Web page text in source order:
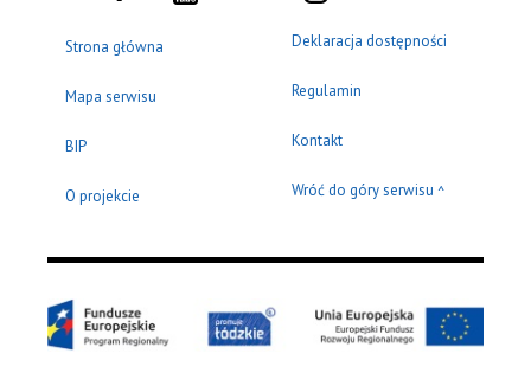
Strona główna
Mapa serwisu
BIP
O projekcie
Deklaracja dostępności
Regulamin
Kontakt
Wróć do góry serwisu ^